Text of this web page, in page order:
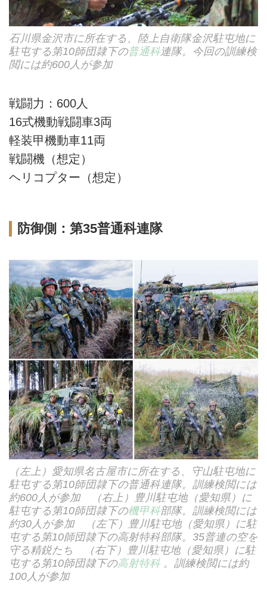
石川県金沢市に所在する、陸上自衛隊金沢駐屯地に
駐屯する第10師団隷下の普通科連隊。今回の訓練検
閲には約600人が参加
戦闘力：600人
16式機動戦闘車3両
軽装甲機動車11両
戦闘機（想定）
ヘリコプター（想定）
防御側：第35普通科連隊
（左上）愛知県名古屋市に所在する、守山駐屯地に
駐屯する第10師団隷下の普通科連隊。訓練検閲には
約600人が参加 （右上）豊川駐屯地（愛知県）に
駐屯する第10師団隷下の機甲科部隊。訓練検閲には
約30人が参加 （左下）豊川駐屯地（愛知県）に駐
屯する第10師団隷下の高射特科部隊。35普連の空を
守る精鋭たち （右下）豊川駐屯地（愛知県）に駐
屯する第10師団隷下の高射特科 。訓練検閲には約
100人が参加